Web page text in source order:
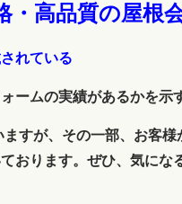
・高品質の屋根
れている
ームの実績があるかを示
すが、その一部、お客
おります。ぜひ、気に